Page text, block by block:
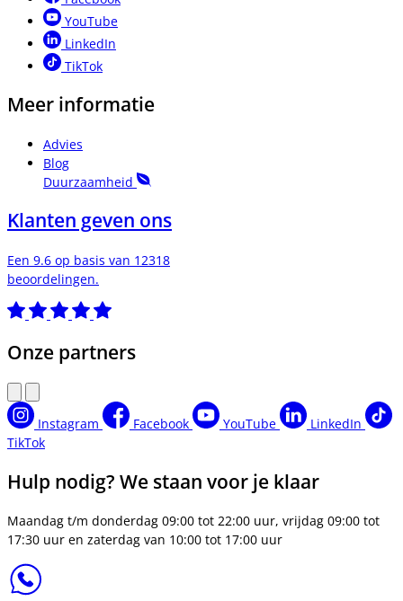
YouTube
LinkedIn
TikTok
Meer informatie
Advies
Blog
Duurzaamheid
Klanten geven ons
Een 9.6 op basis van 12318
beoordelingen.
Onze partners
Instagram Facebook YouTube
LinkedIn
TikTok
Hulp nodig? We staan voor je klaar
Maandag t/m donderdag 09:00 tot 22:00 uur, vrijdag 09:00 tot
17:30 uur en zaterdag van 10:00 tot 17:00 uur